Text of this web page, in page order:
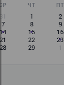
СР ЧТ ПТ
31 1 2
7 8 9
14 15 16
21 22 23
28 29 1